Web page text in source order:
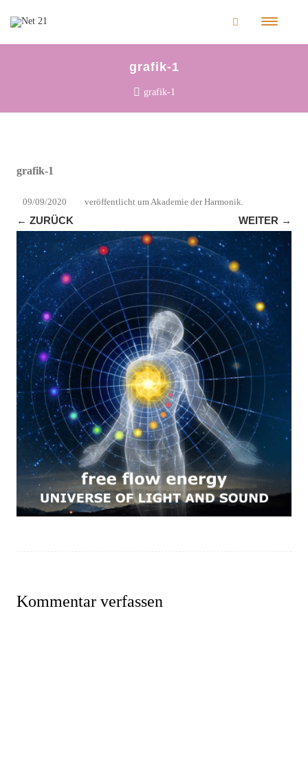
grafik-1
grafik-1
grafik-1
veröffentlicht
09/09/2020 umAkademie der Harmonik.
← ZURÜCK WEITER →
Kommentar verfassen